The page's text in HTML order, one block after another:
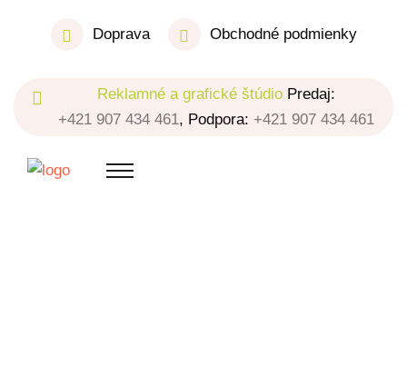
Doprava Obchodné podmienky
Reklamné a grafické štúdio Predaj:
+421 907 434 461, Podpora: +421 907 434 461